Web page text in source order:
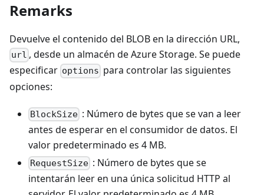
Remarks
Devuelve el contenido del BLOB en la dirección URL,
url , desde un almacén de Azure Storage. Se puede
especificar options para controlar las siguientes
opciones:
BlockSize : Número de bytes que se van a leer
antes de esperar en el consumidor de datos. El
valor predeterminado es 4 MB.
RequestSize : Número de bytes que se
intentarán leer en una única solicitud HTTP al